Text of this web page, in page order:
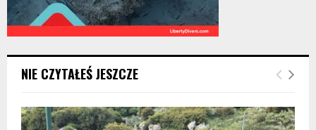
NIE CZYTAŁEŚ JESZCZE